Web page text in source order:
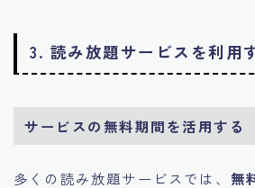
3. 読み放題サービスを利用
サービスの無料期間を活用する
多くの読み放題サービスでは、 無